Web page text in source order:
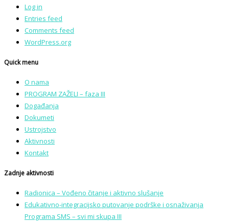
Log in
Entries feed
Comments feed
WordPress.org
Quick menu
O nama
PROGRAM ZAŽELI – faza III
Događanja
Dokumeti
Ustrojstvo
Aktivnosti
Kontakt
Zadnje aktivnosti
Radionica – Vođeno čitanje i aktivno slušanje
Edukativno-integracijsko putovanje podrške i osnaživanja
Programa SMS – svi mi skupa III